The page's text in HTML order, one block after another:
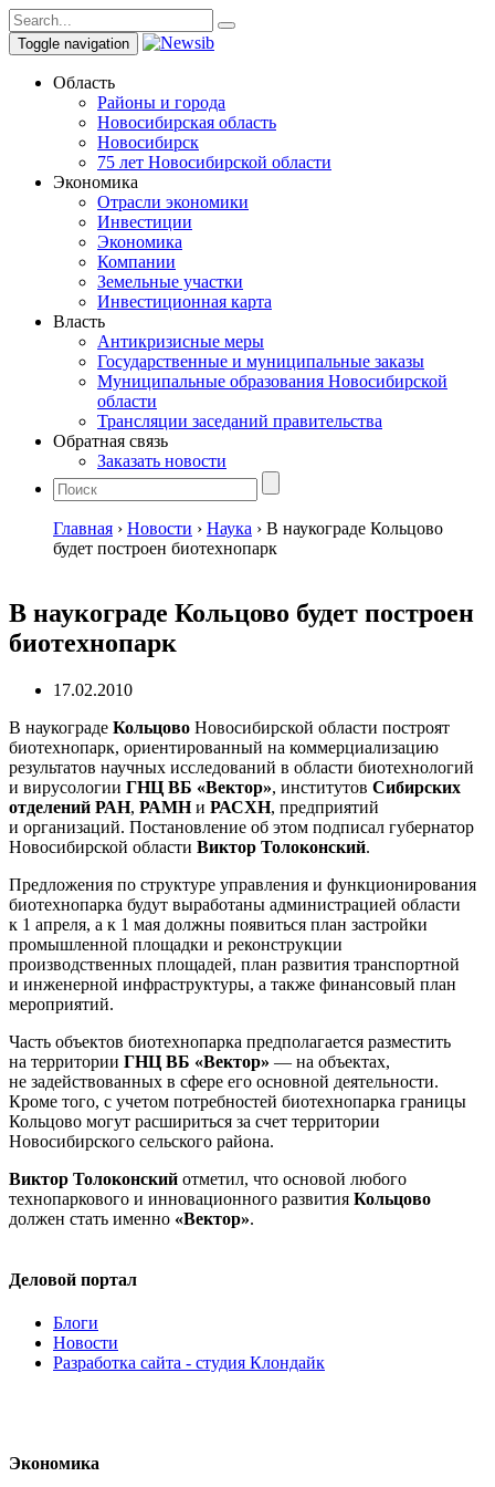
Toggle navigation
Область
Районы и города
Новосибирская область
Новосибирск
75 лет Новосибирской области
Экономика
Отрасли экономики
Инвестиции
Экономика
Компании
Земельные участки
Инвестиционная карта
Власть
Антикризисные меры
Государственные и муниципальные заказы
Муниципальные образования Новосибирской
области
Трансляции заседаний правительства
Обратная связь
Заказать новости
Главная › Новости › Наука › В наукограде Кольцово
будет построен биотехнопарк
В наукограде Кольцово будет построен
биотехнопарк
17.02.2010
В наукограде Кольцово Новосибирской области построят
биотехнопарк, ориентированный на коммерциализацию
результатов научных исследований в области биотехнологий
и вирусологии ГНЦ ВБ «Вектор», институтов Сибирских
отделений РАН, РАМНи РАСХН, предприятий
и организаций. Постановление об этом подписал губернатор
Новосибирской области Виктор Толоконский.
Предложения по структуре управления и функционирования
биотехнопарка будут выработаны администрацией области
к 1 апреля, а к 1 мая должны появиться план застройки
промышленной площадки и реконструкции
производственных площадей, план развития транспортной
и инженерной инфраструктуры, а также финансовый план
мероприятий.
Часть объектов биотехнопарка предполагается разместить
на территории ГНЦ ВБ «Вектор» — на объектах,
не задействованных в сфере его основной деятельности.
Кроме того, с учетом потребностей биотехнопарка границы
Кольцово могут расшириться за счет территории
Новосибирского сельского района.
Виктор Толоконский отметил, что основой любого
технопаркового и инновационного развития Кольцово
должен стать именно «Вектор».
Деловой портал
Блоги
Новости
Разработка сайта - студия Клондайк
Экономика